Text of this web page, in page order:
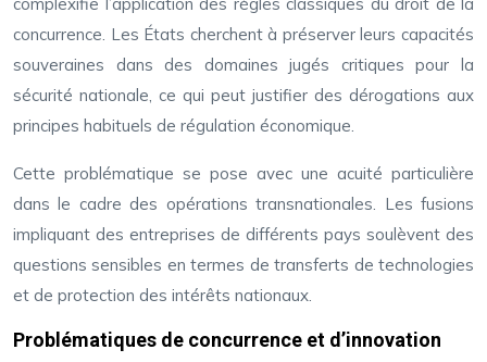
concurrence. Les États cherchent à préserver leurs capacités
souveraines dans des domaines jugés critiques pour la
sécurité nationale, ce qui peut justifier des dérogations aux
principes habituels de régulation économique.
Cette problématique se pose avec une acuité particulière
dans le cadre des opérations transnationales. Les fusions
impliquant des entreprises de différents pays soulèvent des
questions sensibles en termes de transferts de technologies
et de protection des intérêts nationaux.
Problématiques de concurrence et d’innovation